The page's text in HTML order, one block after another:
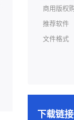
商用版权
推荐软件
文件格式
下载链